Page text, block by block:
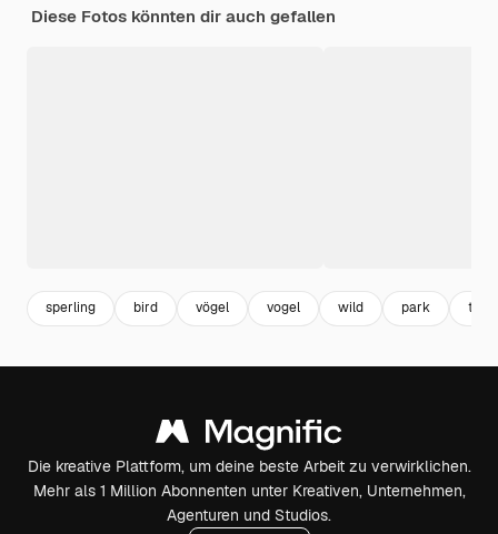
Diese Fotos könnten dir auch gefallen
sperling bird vögel vogel wild park tiere
Die kreative Plattform, um deine beste Arbeit zu verwirklichen.
Mehr als 1 Million Abonnenten unter Kreativen, Unternehmen,
Agenturen und Studios.